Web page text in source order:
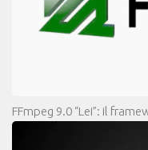
FFmpeg 9.0 “Lei”: il